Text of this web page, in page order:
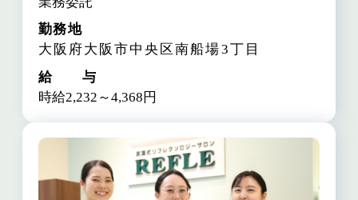
勤務地
大阪府大阪市中央区南船場3丁目
給 与
時給2,232～4,368円